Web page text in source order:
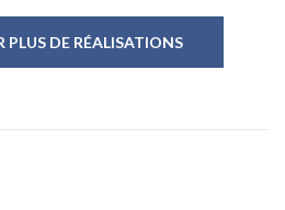
PLUS DE RÉALISATIONS